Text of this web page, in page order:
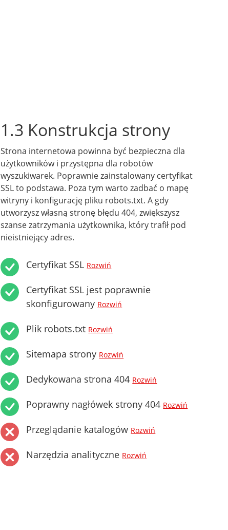
1.3 Konstrukcja strony
Strona internetowa powinna być bezpieczna dla
użytkowników i przystępna dla robotów
wyszukiwarek. Poprawnie zainstalowany certyfikat
SSL to podstawa. Poza tym warto zadbać o mapę
witryny i konfigurację pliku robots.txt. A gdy
utworzysz własną stronę błędu 404, zwiększysz
szanse zatrzymania użytkownika, który trafił pod
nieistniejący adres.
Certyfikat SSL Rozwiń
Certyfikat SSL jest poprawnie
skonfigurowany Rozwiń
Plik robots.txt Rozwiń
Sitemapa strony Rozwiń
Dedykowana strona 404 Rozwiń
Poprawny nagłówek strony 404 Rozwiń
Przeglądanie katalogów Rozwiń
Narzędzia analityczne Rozwiń